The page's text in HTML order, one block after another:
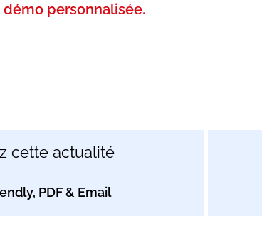
personnalisée.
cette actualité